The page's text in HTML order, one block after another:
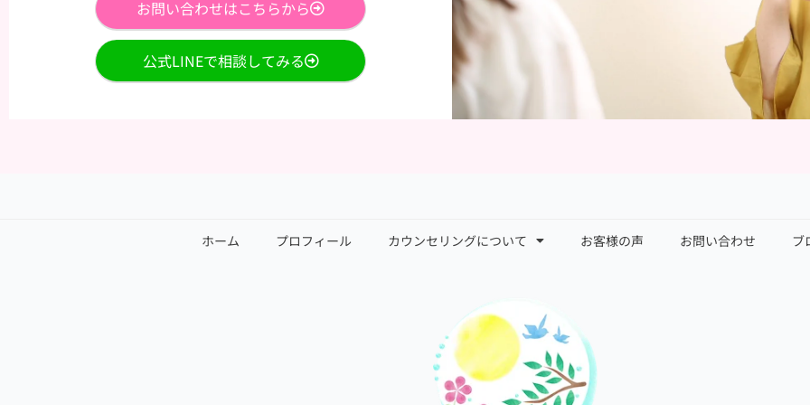
お問い合わせはこちらから
公式LINEで相談してみる
ホーム プロフィール カウンセリングについて お客様の声 お問い合わせ ブ